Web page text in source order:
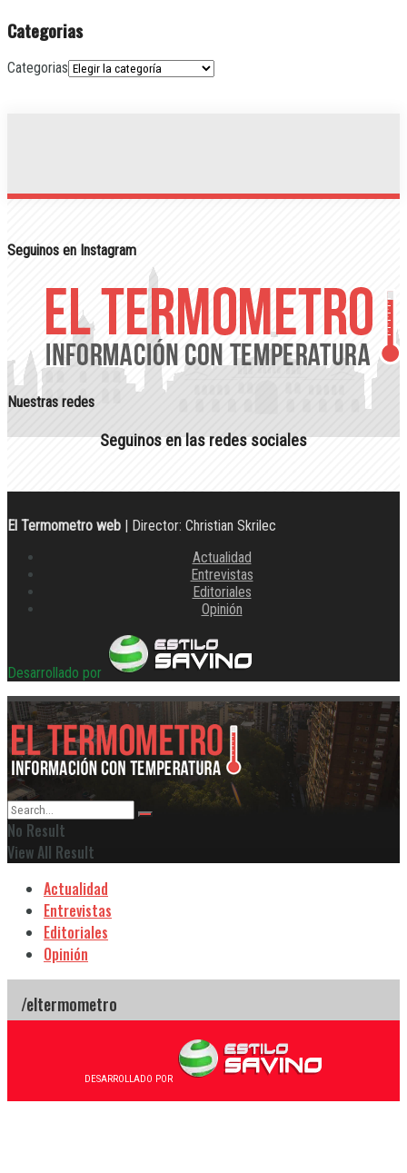
Categorias
Categorias
Seguinos en Instagram
Nuestras redes
Seguinos en las redes sociales
El Termometro web | Director: Christian Skrilec
Actualidad
Entrevistas
Editoriales
Opinión
Desarrollado por
No Result
View All Result
Actualidad
Entrevistas
Editoriales
Opinión
DESARROLLADO POR